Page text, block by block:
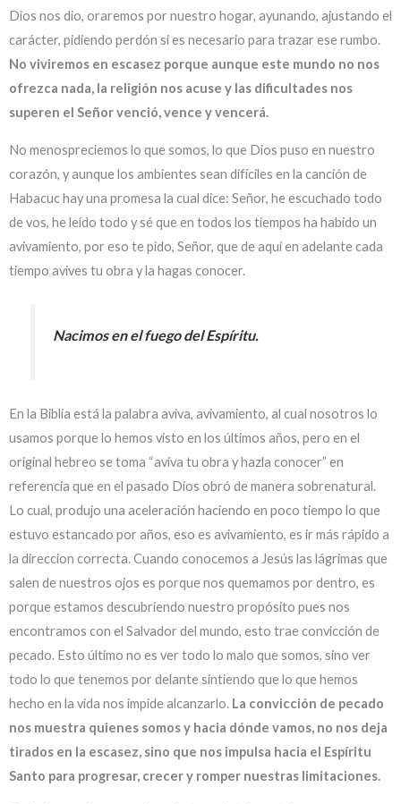
Dios nos dio, oraremos por nuestro hogar, ayunando, ajustando el
carácter, pidiendo perdón si es necesario para trazar ese rumbo.
No viviremos en escasez porque aunque este mundo no nos
ofrezca nada, la religión nos acuse y las dificultades nos
superen el Señor venció, vence y vencerá.
No menospreciemos lo que somos, lo que Dios puso en nuestro
corazón, y aunque los ambientes sean difíciles en la canción de
Habacuc hay una promesa la cual dice: Señor, he escuchado todo
de vos, he leído todo y sé que en todos los tiempos ha habido un
avivamiento, por eso te pido, Señor, que de aquí en adelante cada
tiempo avives tu obra y la hagas conocer.
Nacimos en el fuego del Espíritu.
En la Biblia está la palabra aviva, avivamiento, al cual nosotros lo
usamos porque lo hemos visto en los últimos años, pero en el
original hebreo se toma “aviva tu obra y hazla conocer” en
referencia que en el pasado Dios obró de manera sobrenatural.
Lo cual, produjo una aceleración haciendo en poco tiempo lo que
estuvo estancado por años, eso es avivamiento, es ir más rápido a
la direccion correcta. Cuando conocemos a Jesús las lágrimas que
salen de nuestros ojos es porque nos quemamos por dentro, es
porque estamos descubriendo nuestro propósito pues nos
encontramos con el Salvador del mundo, esto trae convicción de
pecado. Esto último no es ver todo lo malo que somos, sino ver
todo lo que tenemos por delante sintiendo que lo que hemos
hecho en la vida nos impide alcanzarlo. La convicción de pecado
nos muestra quienes somos y hacia dónde vamos, no nos deja
tirados en la escasez, sino que nos impulsa hacia el Espíritu
Santo para progresar, crecer y romper nuestras limitaciones.